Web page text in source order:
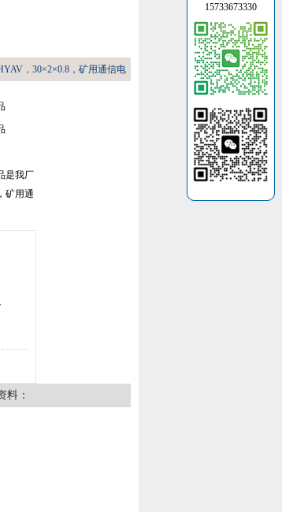
，30×2×0.8，矿用通信电
是我厂
矿用通
料：
15733673330